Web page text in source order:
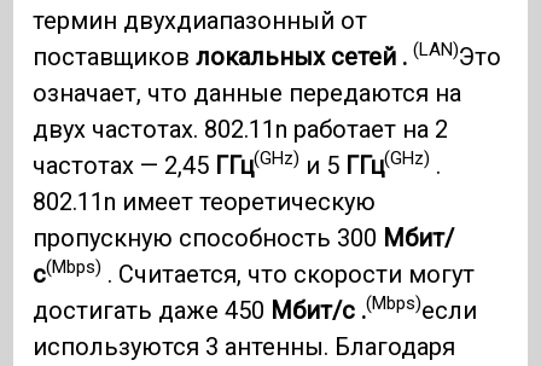
термин двухдиапазонный от
поставщиковлокальных сетей .(LAN)Это
означает, что данные передаются на
двух частотах. 802.11n работает на 2
частотах — 2,45 ГГц(GHz) и 5 ГГц(GHz) .
802.11n имеет теоретическую
пропускную способность 300 Мбит/
с(Mbps) . Считается, что скорости могут
достигать даже 450 Мбит/с .(Mbps)если
используются 3 антенны. Благодаря